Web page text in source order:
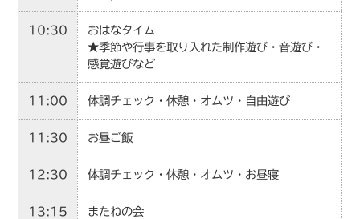
10:30
おはなタイム
★季節や行事を取り入れた制作遊び・音遊び・
感覚遊びなど
11:00 体調チェック・休憩・オムツ・自由遊び
11:30 お昼ご飯
12:30 体調チェック・休憩・オムツ・お昼寝
13:15 またねの会